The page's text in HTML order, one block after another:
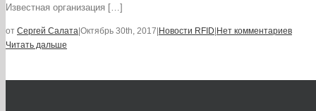
Известная организация […]
от Сергей Салата|Октябрь 30th, 2017|Новости RFID|Нет комментариев
Читать дальше